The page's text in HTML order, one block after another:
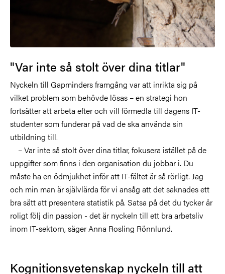
"Var inte så stolt över dina titlar"
Nyckeln till Gapminders framgång var att inrikta sig på
vilket problem som behövde lösas – en strategi hon
fortsätter att arbeta efter och vill förmedla till dagens IT-
studenter som funderar på vad de ska använda sin
utbildning till.
– Var inte så stolt över dina titlar, fokusera istället på de
uppgifter som finns i den organisation du jobbar i. Du
måste ha en ödmjukhet inför att IT-fältet är så rörligt. Jag
och min man är självlärda för vi ansåg att det saknades ett
bra sätt att presentera statistik på. Satsa på det du tycker är
roligt följ din passion - det är nyckeln till ett bra arbetsliv
inom IT-sektorn, säger Anna Rosling Rönnlund.
Kognitionsvetenskap nyckeln till att